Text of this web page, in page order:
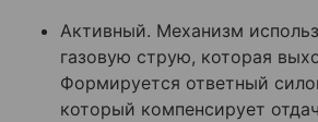
Активный. Механизм
газовую струю, которая
Формируется ответный
который компенсирует